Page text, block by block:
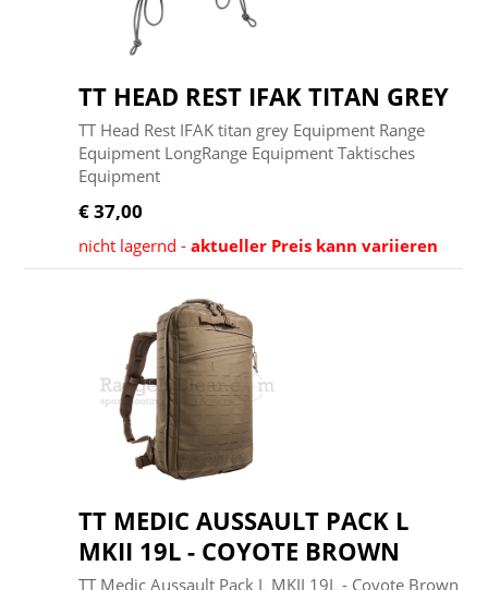
TT HEAD REST IFAK TITAN GREY
TT Head Rest IFAK titan grey Equipment Range
Equipment LongRange Equipment Taktisches
Equipment
€ 37,00
nicht lagernd -aktueller Preis kann variieren
TT MEDIC AUSSAULT PACK L
MKII 19L - COYOTE BROWN
TT Medic Aussault Pack L MKII 19L - Coyote Brown